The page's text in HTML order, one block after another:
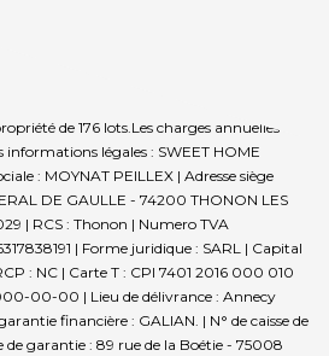
de 176 lots.Les charges annuelles
informations légales : SWEET HOME
: MOYNAT PEILLEX | Adresse siège
DE GAULLE - 74200 THONON LES
| RCS : Thonon | Numero TVA
| Forme juridique : SARL | Capital
: NC | Carte T : CPI 7401 2016 000 010
00-00 | Lieu de délivrance : Annecy
financière : GALIAN. | N° de caisse de
de garantie : 89 rue de la Boétie - 75008